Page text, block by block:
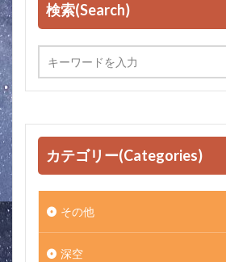
検索(Search)
カテゴリー(Categories)
その他
深空